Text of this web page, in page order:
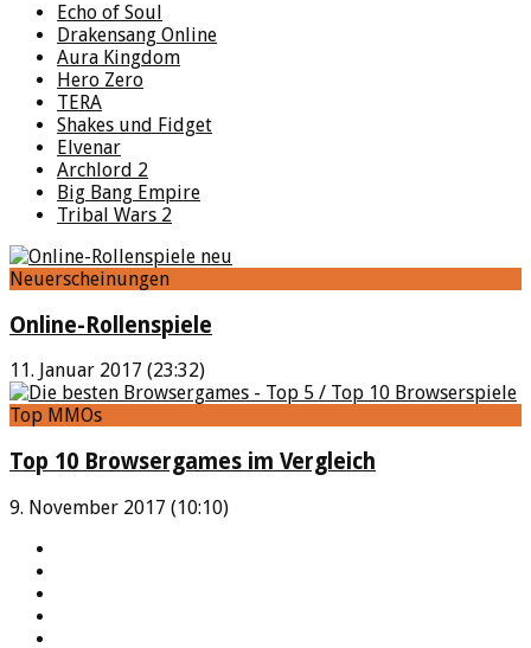
Echo of Soul
Drakensang Online
Aura Kingdom
Hero Zero
TERA
Shakes und Fidget
Elvenar
Archlord 2
Big Bang Empire
Tribal Wars 2
Neuerscheinungen
Online-Rollenspiele
11. Januar 2017 (23:32)
Top MMOs
Top 10 Browsergames im Vergleich
9. November 2017 (10:10)